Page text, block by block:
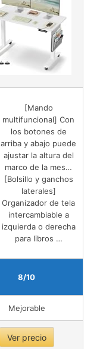
[Mando
multifuncional] Con
los botones de
arriba y abajo puede
ajustar la altura del
marco de la mes…
[Bolsillo y ganchos
laterales]
Organizador de tela
intercambiable a
izquierda o derecha
para libros …
8/10
Mejorable
Ver precio